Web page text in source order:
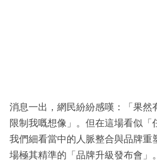
消息一出，網民紛紛感嘆：「果然
限制我嘅想像」。但在這場看似「
我們細看當中的人脈整合與品牌重
場極其精準的「品牌升級發布會」。